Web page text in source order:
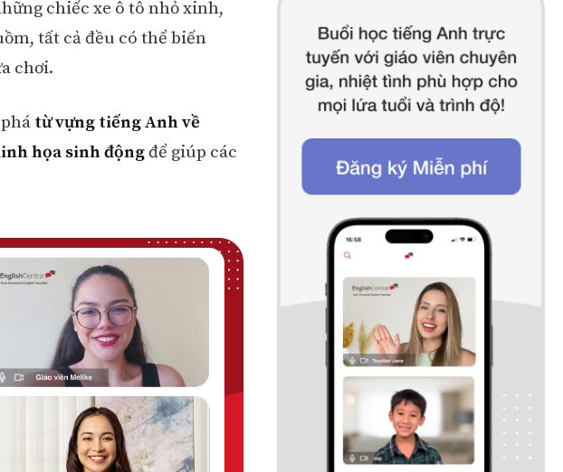
chiếc xe ô tô nhỏ xinh,
tất cả đều có thể biến
chơi.
từ vựng tiếng Anh về
họa sinh độngđể giúp các